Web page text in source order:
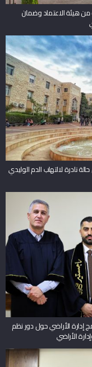
هيئة الاعتماد وضمان
نادرة لالتهاب الدم الوليدي
إدارة الأراضي حول دور نظم
الأراضي